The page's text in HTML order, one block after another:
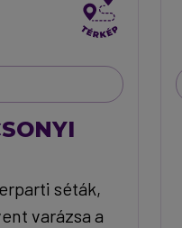
séták,
varázsa a